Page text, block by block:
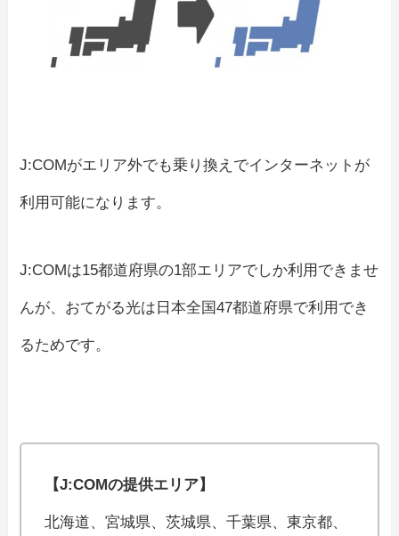
J:COMがエリア外でも乗り換えでインターネットが
利用可能になります。
J:COMは15都道府県の1部エリアでしか利用できませ
んが、おてがる光は日本全国47都道府県で利用でき
るためです。
【J:COMの提供エリア】
北海道、宮城県、茨城県、千葉県、東京都、